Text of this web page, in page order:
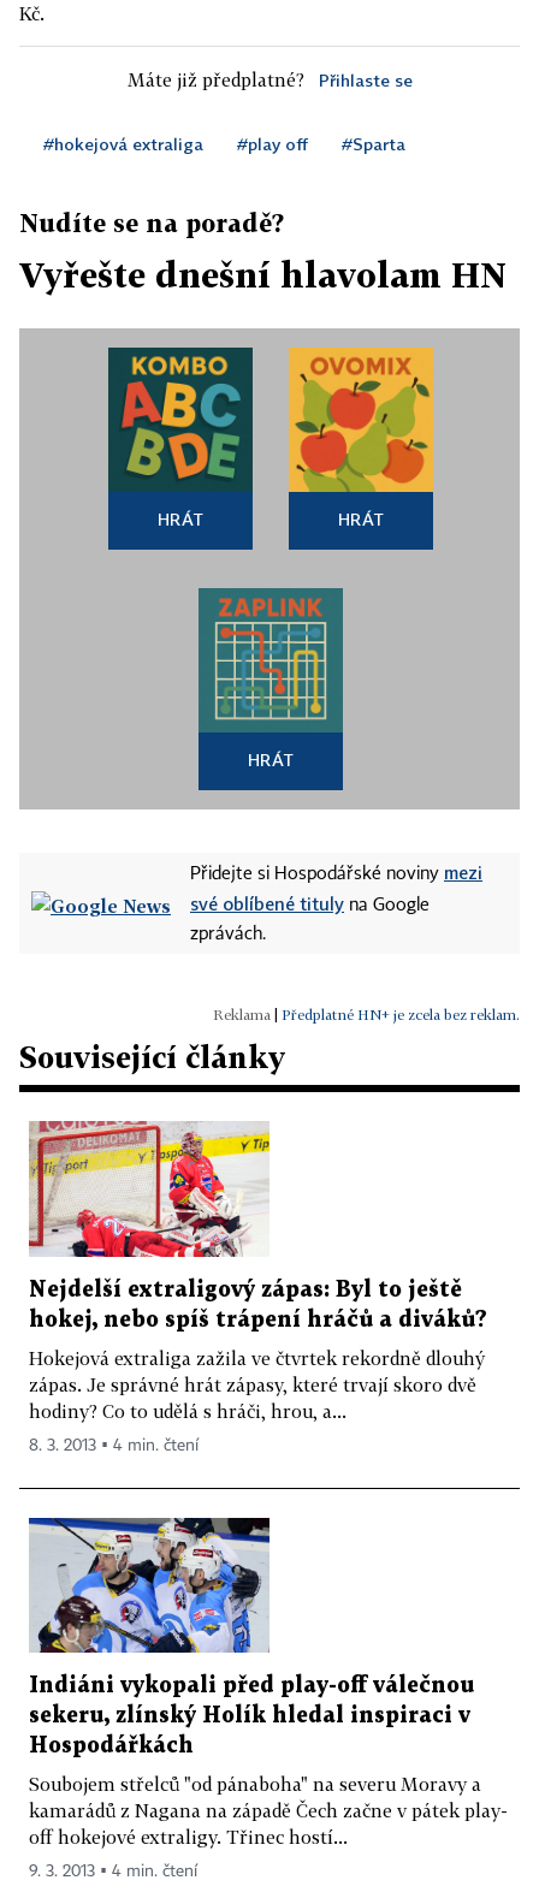
Kč.
Máte již předplatné? Přihlaste se
#hokejová extraliga #play off #Sparta
Nudíte se na poradě?
Vyřešte dnešní hlavolam HN
HRÁT HRÁT
HRÁT
Přidejte si Hospodářské noviny mezi
své oblíbené tituly na Google
zprávách.
Předplatné HN+ je zcela bez reklam.
Související články
Nejdelší extraligový zápas: Byl to ještě
hokej, nebo spíš trápení hráčů a diváků?
Hokejová extraliga zažila ve čtvrtek rekordně dlouhý
zápas. Je správné hrát zápasy, které trvají skoro dvě
hodiny? Co to udělá s hráči, hrou, a...
8. 3. 2013 ▪ 4 min. čtení
Indiáni vykopali před play-off válečnou
sekeru, zlínský Holík hledal inspiraci v
Hospodářkách
Soubojem střelců "od pánaboha" na severu Moravy a
kamarádů z Nagana na západě Čech začne v pátek play-
off hokejové extraligy. Třinec hostí...
9. 3. 2013 ▪ 4 min. čtení